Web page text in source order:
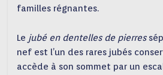
familles régnantes.
Le jubé en dentellesde pierres
nef est l’un des rares jubés
accède à son sommet par un